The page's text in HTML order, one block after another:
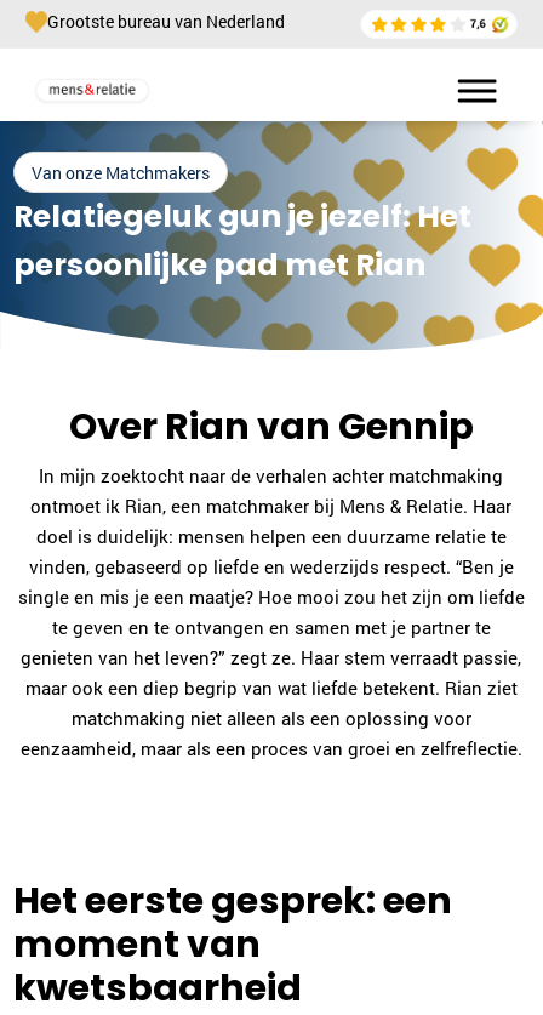
Grootste bureau van Nederland
Van onze Matchmakers
Relatiegeluk gun je jezelf: Het
persoonlijke pad met Rian
Over Rian van Gennip
In mijn zoektocht naar de verhalen achter matchmaking
ontmoet ik Rian, een matchmaker bij Mens & Relatie. Haar
doel is duidelijk: mensen helpen een duurzame relatie te
vinden, gebaseerd op liefde en wederzijds respect. “Ben je
single en mis je een maatje? Hoe mooi zou het zijn om liefde
te geven en te ontvangen en samen met je partner te
genieten van het leven?” zegt ze. Haar stem verraadt passie,
maar ook een diep begrip van wat liefde betekent. Rian ziet
matchmaking niet alleen als een oplossing voor
eenzaamheid, maar als een proces van groei en zelfreflectie.
Het eerste gesprek: een
moment van
kwetsbaarheid